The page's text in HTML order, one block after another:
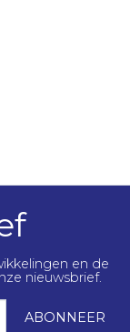
en de
nieuwsbrief.
ABONNEER